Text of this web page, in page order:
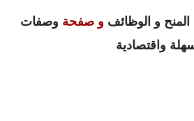
المنح و الوظائف و صفحة وصفات
واقتصادية